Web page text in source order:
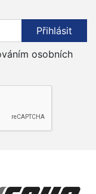
Přihlásit
osobních